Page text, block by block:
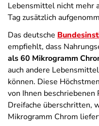
Lebensmittel nicht mehr
Tag zusätzlich
Das deutsche
empfiehlt, dass
als 60 Mikrogramm
auch andere
können. Diese
von Ihnen
Dreifache überschritten,
Mikrogramm Chrom